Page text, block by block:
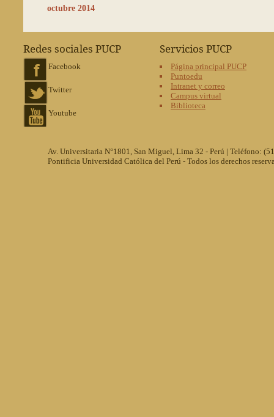
octubre 2014
Redes sociales PUCP
Facebook
Twitter
Youtube
Servicios PUCP
Página principal PUCP
Puntoedu
Intranet y correo
Campus virtual
Biblioteca
Av. Universitaria N°1801, San Miguel, Lima 32 - Perú | Teléfono:
Pontificia Universidad Católica del Perú - Todos los derechos